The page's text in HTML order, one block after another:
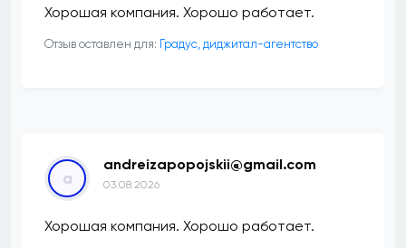
Хорошая компания. Хорошо работает.
Отзыв оставлен для: ​Градус, диджитал-агентство
a
andreizapopojskii@gmail.com
03.08.2026
Хорошая компания. Хорошо работает.